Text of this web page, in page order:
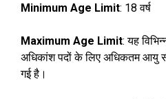
Minimum Age Limit: 18 वर्ष
Maximum Age Limit: यह
अधिकांश पदों के लिए अधिकतम आयु
गई है।